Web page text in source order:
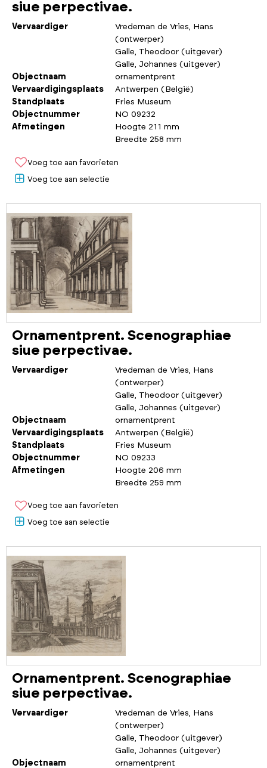
siue perpectivae.
Vervaardiger
Vredeman de Vries, Hans
(ontwerper)
Galle, Theodoor (uitgever)
Galle, Johannes (uitgever)
Objectnaam
ornamentprent
Vervaardigingsplaats
Antwerpen (België)
Standplaats
Fries Museum
Objectnummer
NO 09232
Afmetingen
Hoogte 211 mm
Breedte 258 mm
Voeg toe aan favorieten
Voeg toe aan selectie
Ornamentprent. Scenographiae
siue perpectivae.
Vervaardiger
Vredeman de Vries, Hans
(ontwerper)
Galle, Theodoor (uitgever)
Galle, Johannes (uitgever)
Objectnaam
ornamentprent
Vervaardigingsplaats
Antwerpen (België)
Standplaats
Fries Museum
Objectnummer
NO 09233
Afmetingen
Hoogte 206 mm
Breedte 259 mm
Voeg toe aan favorieten
Voeg toe aan selectie
Ornamentprent. Scenographiae
siue perpectivae.
Vervaardiger
Vredeman de Vries, Hans
(ontwerper)
Galle, Theodoor (uitgever)
Galle, Johannes (uitgever)
Objectnaam
ornamentprent